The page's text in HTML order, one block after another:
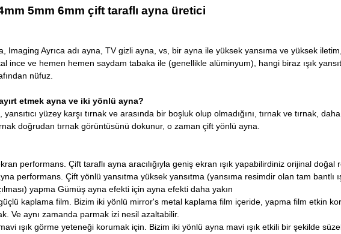
5mm 6mm çift taraflı ayna üretici
Imaging Ayrıca adı ayna, TV gizli ayna, vs, bir ayna ile yüksek yansıma ve yüksek
ince ve hemen hemen saydam tabaka ile (genellikle alüminyum), hangi biraz ışık
nüfuz.
etmek ayna ve iki yönlü ayna?
yüzey karşı tırnak ve arasında bir boşluk olup olmadığını, tırnak ve tırnak,
doğrudan tırnak görüntüsünü dokunur, o zaman çift yönlü ayna.
performans. Çift taraflı ayna aracılığıyla geniş ekran ışık yapabilirdiniz orijinal doğal
performans. Çift yönlü yansıtma yüksek yansıtma (yansıma resimdir olan tam bantlı
yapma Gümüş ayna efekti için ayna efekti daha yakın
kaplama film. Bizim iki yönlü mirror's metal kaplama film içeride, yapma film etkin
Ve aynı zamanda parmak izi nesil azaltabilir.
ışık görme yeteneği korumak için. Bizim iki yönlü ayna mavi ışık etkili bir şekilde